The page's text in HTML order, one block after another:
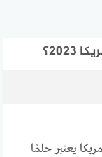
يعتبر حلمًا